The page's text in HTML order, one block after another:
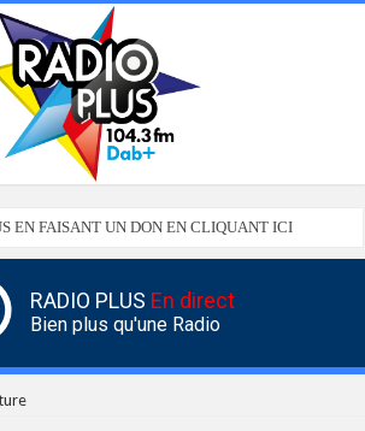
EN FAISANT UN DON EN CLIQUANT ICI
RADIO PLUS En direct
Bien plus qu'une Radio